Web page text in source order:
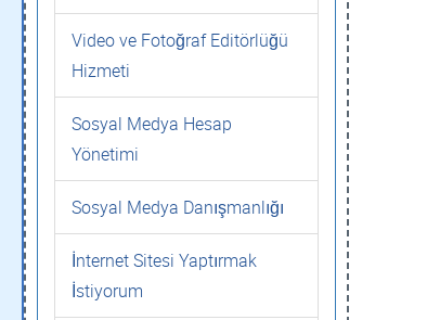
Video ve Fotoğraf Editörlüğü
Hizmeti
Sosyal Medya Hesap
Yönetimi
Sosyal Medya Danışmanlığı
İnternet Sitesi Yaptırmak
İstiyorum